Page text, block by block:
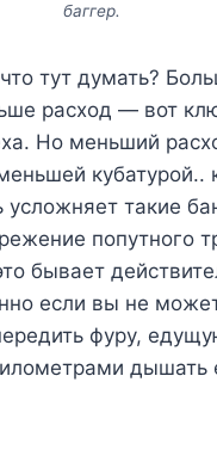
баггер.
тут думать?
расход — вот
Но меньший
кубатурой..
усложняет такие
попутного
бывает
если вы не
фуру,
дышать